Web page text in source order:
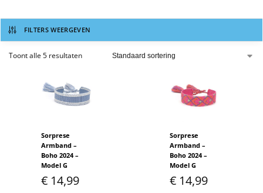
FILTERS WEERGEVEN
Toont alle 5 resultaten
Sorprese
Armband –
Boho 2024 –
Model G
€ 14,99
Sorprese
Armband –
Boho 2024 –
Model G
€ 14,99